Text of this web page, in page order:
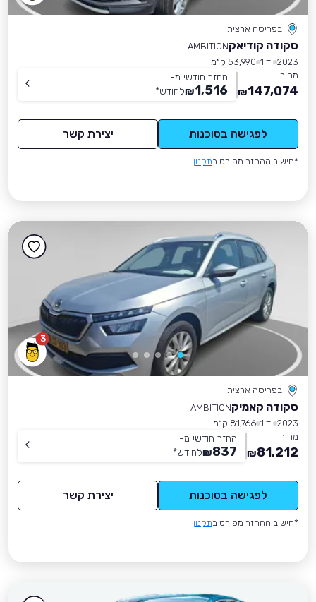
בפריסה ארצית
סקודה קודיאקAMBITION
2023 יד 1
53,990 ק״מ
מחיר
147,074
₪
החזר חודשי מ-
1,516
₪לחודש*
לפגישה בסוכנות יצירת קשר
*חישוב ההחזר מפורט בתקנון
3
בפריסה ארצית
סקודה קאמיקAMBITION
2023 יד 1
81,766 ק״מ
מחיר
81,212
₪
החזר חודשי מ-
837
₪לחודש*
לפגישה בסוכנות יצירת קשר
*חישוב ההחזר מפורט בתקנון